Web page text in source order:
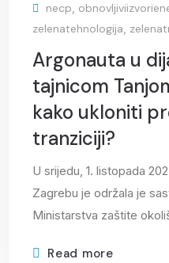
necp
zelenatehnologija
Argonauta u
tajnicom
kako ukloniti
tranziciji?
U srijedu, 1. listopada
Zagrebu je održala je
Ministarstva zaštite
Read more